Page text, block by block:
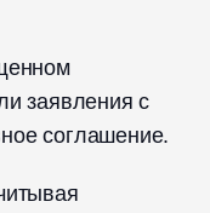
заявления с
соглашение.